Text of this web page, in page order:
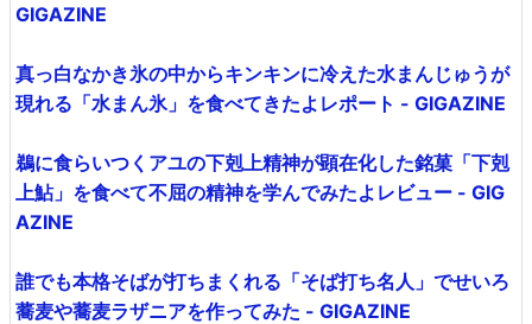
GIGAZINE
真っ白なかき氷の中からキンキンに冷えた水まんじゅうが
現れる「水まん氷」を食べてきたよレポート - GIGAZINE
鵜に食らいつくアユの下剋上精神が顕在化した銘菓「下剋
上鮎」を食べて不屈の精神を学んでみたよレビュー - GIG
AZINE
誰でも本格そばが打ちまくれる「そば打ち名人」でせいろ
蕎麦や蕎麦ラザニアを作ってみた - GIGAZINE